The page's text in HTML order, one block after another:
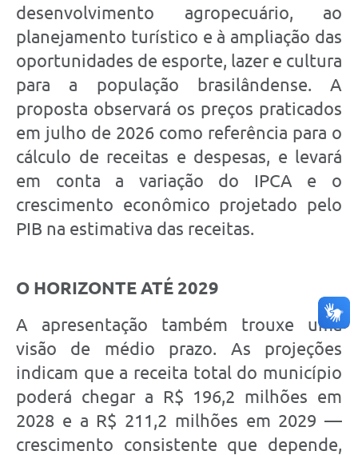
desenvolvimento agropecuário, ao
planejamento turístico e à ampliação das
oportunidades de esporte, lazer e cultura
para a população brasilândense. A
proposta observará os preços praticados
em julho de 2026 como referência para o
cálculo de receitas e despesas, e levará
em conta a variação do IPCA e o
crescimento econômico projetado pelo
PIB na estimativa das receitas.
O HORIZONTE ATÉ 2029
A apresentação também trouxe uma
visão de médio prazo. As projeções
indicam que a receita total do município
poderá chegar a R$ 196,2 milhões em
2028 e a R$ 211,2 milhões em 2029 —
crescimento consistente que depende,